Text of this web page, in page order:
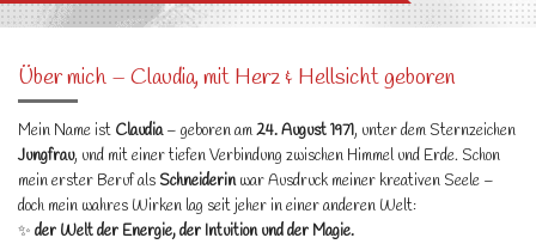
Über mich – Claudia, mit Herz & Hellsicht geboren
Mein Name ist Claudia– geboren am24. August 1971, unter dem Sternzeichen
Jungfrau, und mit einer tiefen Verbindung zwischen Himmel und Erde. Schon
mein erster Beruf als Schneiderinwar Ausdruck meiner kreativen Seele –
doch mein wahres Wirken lag seit jeher in einer anderen Welt:
✨ der Welt der Energie, der Intuition und der Magie.